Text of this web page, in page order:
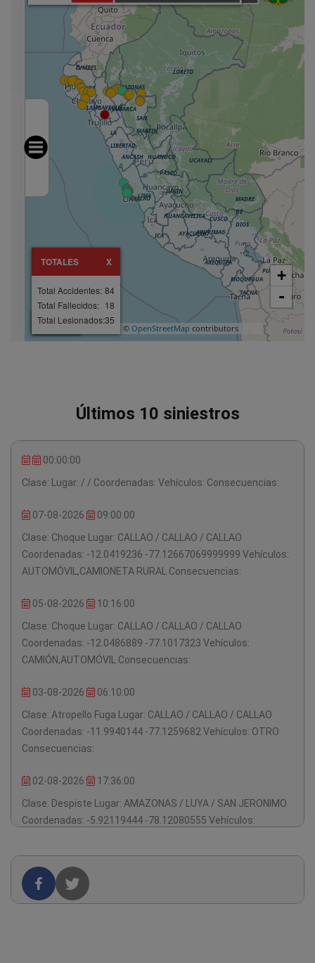
Últimos 10 siniestros
00:00:00
Clase: Lugar: / / Coordenadas: Vehículos: Consecuencias:
07-08-2026
09:00:00
Clase: Choque Lugar: CALLAO / CALLAO / CALLAO
Coordenadas: -12.0419236 -77.12667069999999 Vehículos:
AUTOMÓVIL,CAMIONETA RURAL Consecuencias:
05-08-2026
10:16:00
Clase: Choque Lugar: CALLAO / CALLAO / CALLAO
Coordenadas: -12.0486889 -77.1017323 Vehículos:
CAMIÓN,AUTOMÓVIL Consecuencias:
03-08-2026
06:10:00
Clase: Atropello Fuga Lugar: CALLAO / CALLAO / CALLAO
Coordenadas: -11.9940144 -77.1259682 Vehículos: OTRO
Consecuencias:
02-08-2026
17:36:00
Clase: Despiste Lugar: AMAZONAS / LUYA / SAN JERONIMO
Coordenadas: -5.92119444 -78.12080555 Vehículos:
01-08-2026
Clase: Choque por alcance